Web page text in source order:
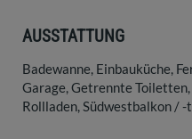
AUSSTATTUNG
Badewanne Einbauküche
Garage Getrennte Toiletten
Rollladen Südwestbalkon / -